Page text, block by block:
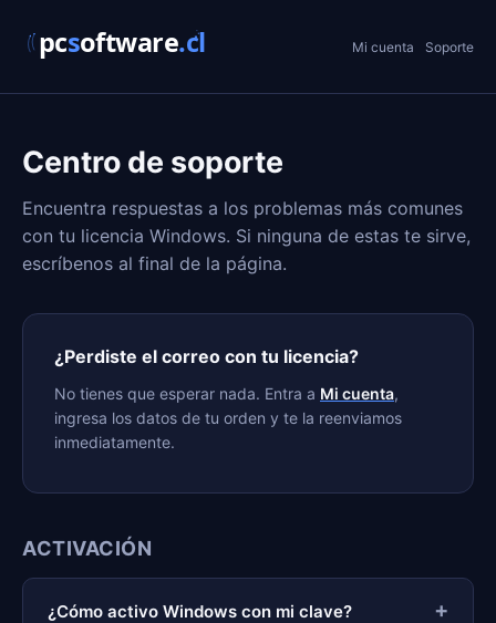
Mi cuenta Soporte
Centro de soporte
Encuentra respuestas a los problemas más comunes
con tu licencia Windows. Si ninguna de estas te sirve,
escríbenos al final de la página.
¿Perdiste el correo con tu licencia?
No tienes que esperar nada. Entra a Mi cuenta,
ingresa los datos de tu orden y te la reenviamos
inmediatamente.
ACTIVACIÓN
¿Cómo activo Windows con mi clave?